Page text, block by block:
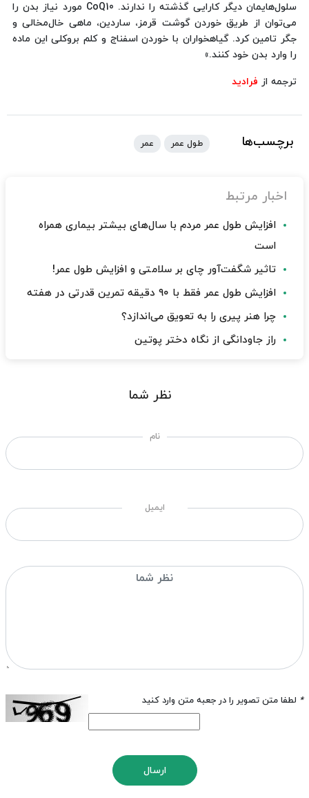
سلول‌هایمان دیگر کارایی گذشته را ندارند. CoQ10 مورد نیاز بدن را
می‌توان از طریق خوردن گوشت قرمز، ساردین، ماهی خال‌مخالی و
جگر تامین کرد. گیاهخواران با خوردن اسفناج و کلم بروکلی این ماده
را وارد بدن خود کنند.»
ترجمه از فرادید
برچسب‌ها طول عمر عمر
اخبار مرتبط
افزایش طول عمر مردم با سال‌های بیشتر بیماری همراه
است
تاثیر شگفت‌آور چای بر سلامتی و افزایش طول عمر!
افزایش طول عمر فقط با ۹۰ دقیقه تمرین قدرتی در هفته
چرا هنر پیری را به تعویق می‌اندازد؟
راز جاودانگی از نگاه دختر پوتین
نظر شما
نام
ایمیل
* لطفا متن تصویر را در جعبه متن وارد کنید
ارسال